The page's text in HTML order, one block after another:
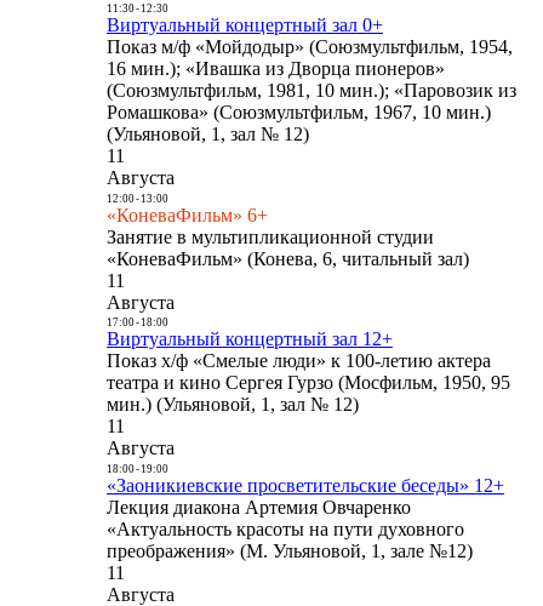
11:30- 12:30
Виртуальный концертный зал 0+
Показ м/ф «Мойдодыр» (Союзмультфильм, 1954,
16 мин.); «Ивашка из Дворца пионеров»
(Союзмультфильм, 1981, 10 мин.); «Паровозик из
Ромашкова» (Союзмультфильм, 1967, 10 мин.)
(Ульяновой, 1, зал № 12)
11
Августа
12:00- 13:00
«КоневаФильм» 6+
Занятие в мультипликационной студии
«КоневаФильм» (Конева, 6, читальный зал)
11
Августа
17:00- 18:00
Виртуальный концертный зал 12+
Показ х/ф «Смелые люди» к 100-летию актера
театра и кино Сергея Гурзо (Мосфильм, 1950, 95
мин.) (Ульяновой, 1, зал № 12)
11
Августа
18:00- 19:00
«Заоникиевские просветительские беседы» 12+
Лекция диакона Артемия Овчаренко
«Актуальность красоты на пути духовного
преображения» (М. Ульяновой, 1, зале №12)
11
Августа